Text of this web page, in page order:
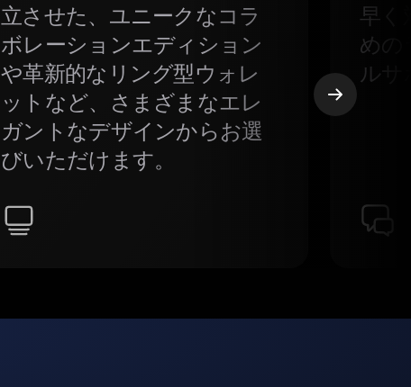
立させた、ユニークなコラ
ボレーションエディション
や革新的なリング型ウォレ
ットなど、さまざまなエレ
ガントなデザインからお選
びいただけます。
早く
めの
ルサ